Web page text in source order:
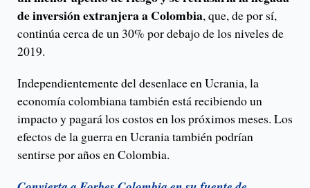
de inversión extranjera a Colombia, que, de por sí,
continúa cerca de un 30% por debajo de los niveles de
2019.
Independientemente del desenlace en Ucrania, la
economía colombiana también está recibiendo un
impacto y pagará los costos en los próximos meses. Los
efectos de la guerra en Ucrania también podrían
sentirse por años en Colombia.